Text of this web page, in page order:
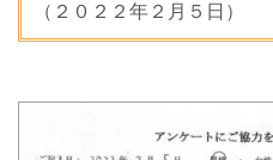
（２０２２年２月５日）